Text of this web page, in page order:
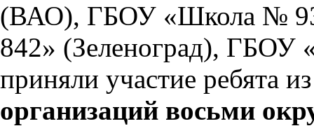
(ВАО), ГБОУ «Школа №
842» (Зеленоград),
приняли участие ребята
организаций восьми